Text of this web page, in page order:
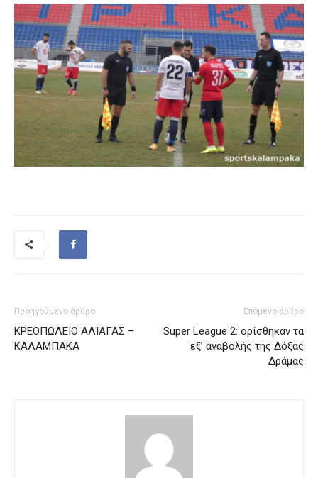
Προηγούμενο άρθρο
ΚΡΕΟΠΩΛΕΙΟ ΑΛΙΑΓΑΣ –
ΚΑΛΑΜΠΑΚΑ
Επόμενο άρθρο
Super League 2: ορίσθηκαν τα
εξ’ αναβολής της Δόξας
Δράμας